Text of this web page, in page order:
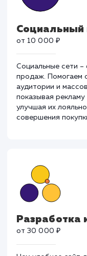
рекламы - одна
Социальные
продаж.
аудитории и
улучшая их
совершения